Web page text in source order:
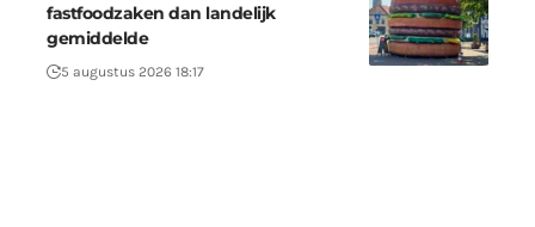
fastfoodzaken dan landelijk
gemiddelde
5 augustus 2026 18:17